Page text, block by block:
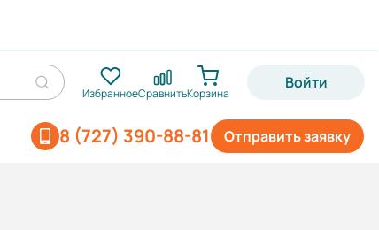
ИзбранноеСравнитьКорзина
Войти
Отправить заявку
8 (727) 390-88-81